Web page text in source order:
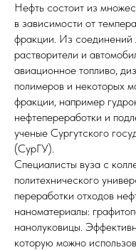
Нефть состоит из
в зависимости от
фракции. Из соединений
растворители и
авиационное топливо,
полимеров и некоторых
фракции, например
нефтепереработки и
ученые Сургутского
(СурГУ).
Специалисты вуза с
политехнического
переработки отходов
наноматериалы:
нанолуковицы.
которую можно